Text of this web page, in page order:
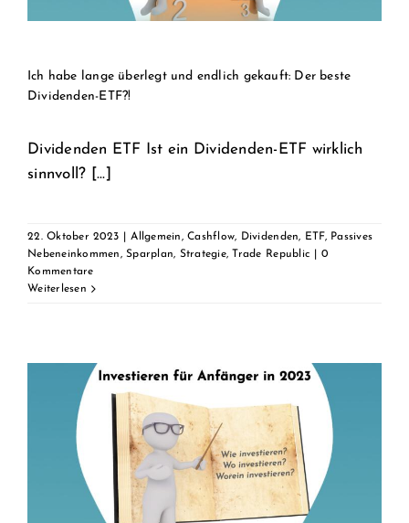
Ich habe lange überlegt und endlich gekauft: Der beste
Dividenden-ETF?!
Dividenden ETF Ist ein Dividenden-ETF wirklich
sinnvoll? [...]
22. Oktober 2023 Allgemein,Cashflow, Dividenden, ETF, Passives
Nebeneinkommen,Sparplan, Strategie, Trade Republic
0
Kommentare
Weiterlesen